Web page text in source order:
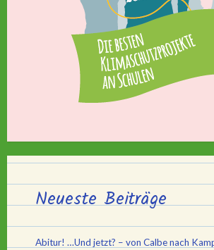
Neueste Beiträge
Abitur! …Und jetzt? – von Calbe nach